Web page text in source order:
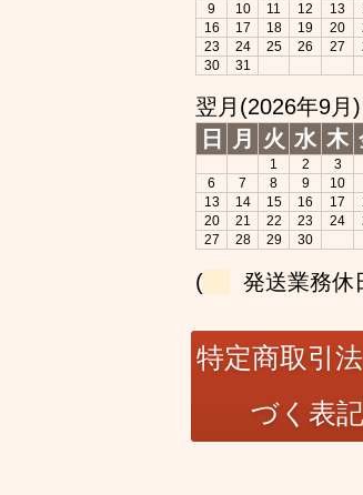
9
10 11 12 13
16
17 18 19 20
23
24 25 26 27
30
31
翌月(2026年9月)
日
月 火 水 木
1 2 3
6
7 8 9 10
13
14 15 16 17
20
21 22 23 24
27
28 29 30
( 発送業務休